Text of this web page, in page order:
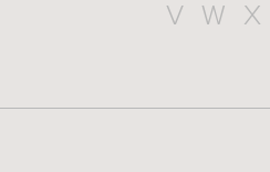
V
W X